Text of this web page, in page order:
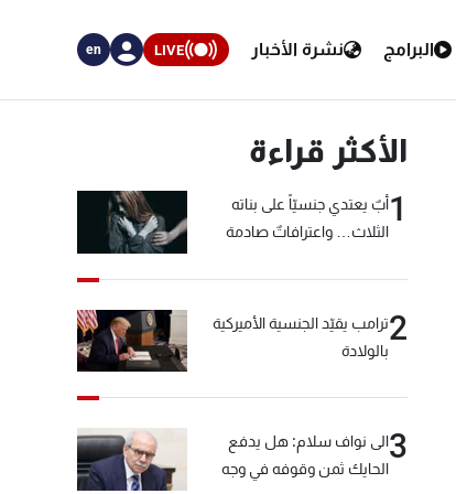
البرامج نشرة الأخبار LIVE
en
الأكثر قراءة
1أبٌ يعتدي جنسيّاً على بناته
الثلاث… واعترافاتٌ صادمة
2ترامب يقيّد الجنسية الأميركية
بالولادة
3الى نواف سلام: هل يدفع
الحايك ثمن وقوفه في وجه